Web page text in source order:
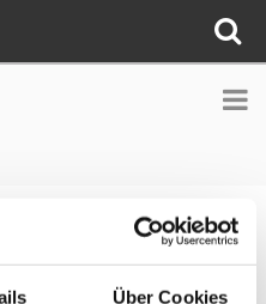
Über Cookies
Herz für Ihre Umwelt